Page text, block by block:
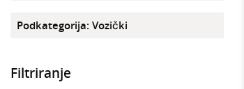
Podkategorija:Vozički
Filtriranje